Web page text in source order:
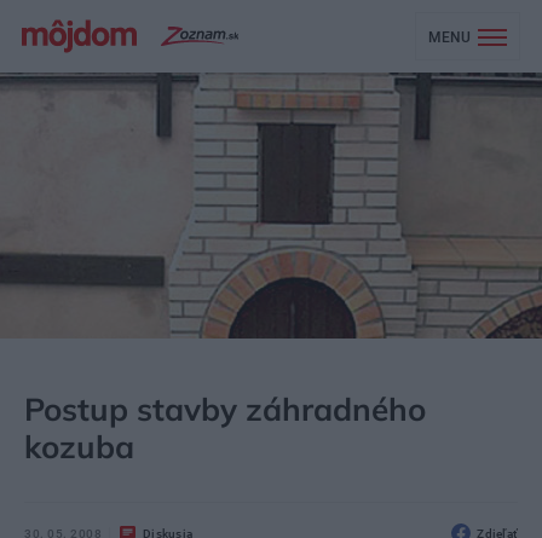
MENU
Postup stavby záhradného
kozuba
30. 05. 2008 Diskusia Zdieľať